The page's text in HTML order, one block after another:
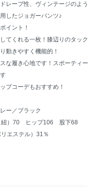
レープ性、ヴィンテージのよう
したジョガーパンツ♪
イント！
てくれる一枚！膝辺りのタック
動きやすく機能的！
な履き心地です！スポーティー
プコーデもおすすめ！
ー／ブラック
紐）70 ヒップ106 股下68
エステル）31％